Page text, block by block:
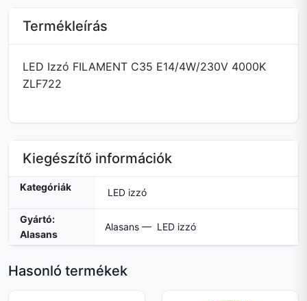
Termékleírás
LED Izzó FILAMENT C35 E14/4W/230V 4000K
ZLF722
Kiegészítő információk
Kategóriák LED izzó
Gyártó:
Alasans
Alasans — LED izzó
Hasonló termékek